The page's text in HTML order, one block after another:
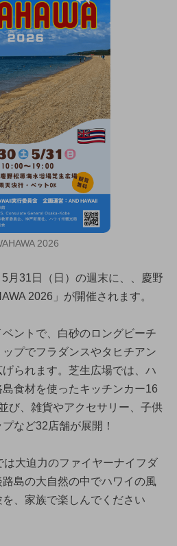
2026
月31日（日）の週末に、、慶野
2026」が開催されます。
ントで、白砂のロングビーチ
プでフラダンスやタヒチアン
られます。芝生広場では、ハ
食材を使ったキッチンカー16
び、雑貨やアクセサリー、子供
など32店舗が展開！
大迫力のファイヤーナイフダ
島の大自然の中でハワイの風
、家族で楽しんでください